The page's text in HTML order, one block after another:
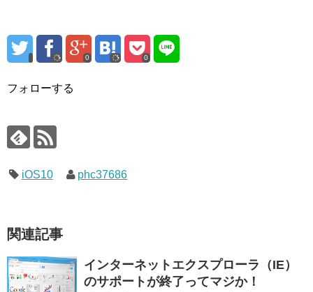
0 0
フォローする
iOS10 phc37686
関連記事
インターネットエクスプローラ（IE）
のサポートが終了ってマジか！